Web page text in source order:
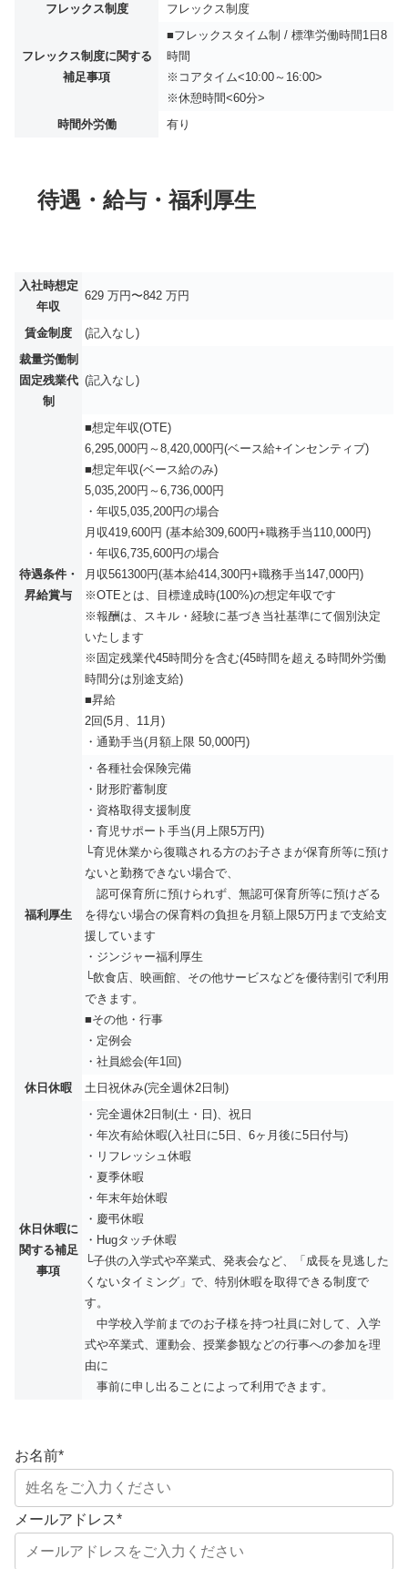
フレックス制度
フレックス制度
フレックス制度に関する
補足事項
■フレックスタイム制 / 標準労働時間1日8
時間
※コアタイム<10:00～16:00>
※休憩時間<60分>
時間外労働
有り
待遇・給与・福利厚生
入社時想定
年収
629 万円〜842 万円
賃金制度
(記入なし)
裁量労働制
固定残業代
制
(記入なし)
待遇条件・
昇給賞与
■想定年収(OTE)
6,295,000円～8,420,000円(ベース給+インセンティブ)
■想定年収(ベース給のみ)
5,035,200円～6,736,000円
・年収5,035,200円の場合
月収419,600円 (基本給309,600円+職務手当110,000円)
・年収6,735,600円の場合
月収561300円(基本給414,300円+職務手当147,000円)
※OTEとは、目標達成時(100%)の想定年収です
※報酬は、スキル・経験に基づき当社基準にて個別決定
いたします
※固定残業代45時間分を含む(45時間を超える時間外労働
時間分は別途支給)
■昇給
2回(5月、11月)
・通勤手当(月額上限 50,000円)
福利厚生
・各種社会保険完備
・財形貯蓄制度
・資格取得支援制度
・育児サポート手当(月上限5万円)
└育児休業から復職される方のお子さまが保育所等に預け
ないと勤務できない場合で、
認可保育所に預けられず、無認可保育所等に預けざる
を得ない場合の保育料の負担を月額上限5万円まで支給支
援しています
・ジンジャー福利厚生
└飲食店、映画館、その他サービスなどを優待割引で利用
できます。
■その他・行事
・定例会
・社員総会(年1回)
休日休暇
土日祝休み(完全週休2日制)
休日休暇に
関する補足
事項
・完全週休2日制(土・日)、祝日
・年次有給休暇(入社日に5日、6ヶ月後に5日付与)
・リフレッシュ休暇
・夏季休暇
・年末年始休暇
・慶弔休暇
・Hugタッチ休暇
└子供の入学式や卒業式、発表会など、「成長を見逃した
くないタイミング」で、特別休暇を取得できる制度で
す。
中学校入学前までのお子様を持つ社員に対して、入学
式や卒業式、運動会、授業参観などの行事への参加を理
由に
事前に申し出ることによって利用できます。
お名前*
メールアドレス*